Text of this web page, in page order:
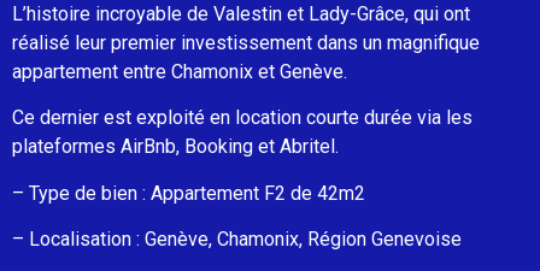
L’histoire incroyable de Valestin et Lady-Grâce, qui ont
réalisé leur premier investissement dans un magnifique
appartement entre Chamonix et Genève.
Ce dernier est exploité en location courte durée via les
plateformes AirBnb, Booking et Abritel.
– Type de bien : Appartement F2 de 42m2
– Localisation : Genève, Chamonix, Région Genevoise